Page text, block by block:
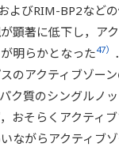
．ELKSノックアウト
化はみられないものの
の放出量が低下する
馬ではシナプス小胞
胞に充填されるグル
よびRIM-BP2など
顕著に低下し，ア
明らかとなった47）
のアクティブゾー
ク質のシングルノ
おそらくアクティ
ながらアクティブ